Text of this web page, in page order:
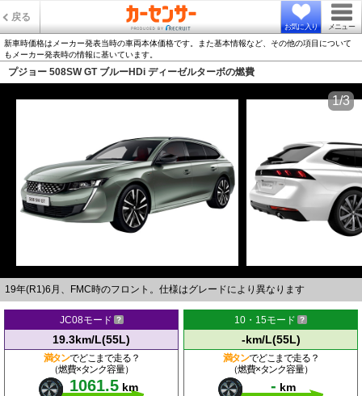
戻る
お気に入り メニュー
新車時価格はメーカー発表当時の車両本体価格です。また基本情報など、その他の項目について
もメーカー発表時の情報に基いています。
プジョー 508SW GT ブルーHDi ディーゼルターボの燃費
19年(R1)6月、FMC時のフロント。仕様はグレードにより異なります
1/3
JC08モード
19.3km/L(55L)
満タンでどこまで走る？
（燃費×タンク容量）
1061.5 km
10・15モード
-km/L(55L)
満タンでどこまで走る？
（燃費×タンク容量）
- km